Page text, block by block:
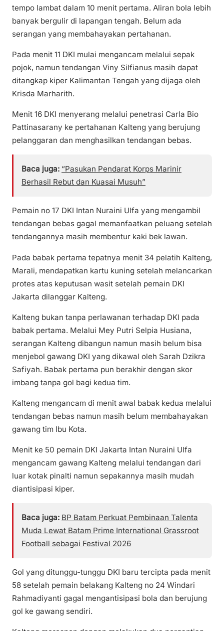
tempo lambat dalam 10 menit pertama. Aliran bola lebih
banyak bergulir di lapangan tengah. Belum ada
serangan yang membahayakan pertahanan.
Pada menit 11 DKI mulai mengancam melalui sepak
pojok, namun tendangan Viny Silfianus masih dapat
ditangkap kiper Kalimantan Tengah yang dijaga oleh
Krisda Marharith.
Menit 16 DKI menyerang melalui penetrasi Carla Bio
Pattinasarany ke pertahanan Kalteng yang berujung
pelanggaran dan menghasilkan tendangan bebas.
Baca juga: “Pasukan Pendarat Korps Marinir
Berhasil Rebut dan Kuasai Musuh”
Pemain no 17 DKI Intan Nuraini Ulfa yang mengambil
tendangan bebas gagal memanfaatkan peluang setelah
tendangannya masih membentur kaki bek lawan.
Pada babak pertama tepatnya menit 34 pelatih Kalteng,
Marali, mendapatkan kartu kuning setelah melancarkan
protes atas keputusan wasit setelah pemain DKI
Jakarta dilanggar Kalteng.
Kalteng bukan tanpa perlawanan terhadap DKI pada
babak pertama. Melalui Mey Putri Selpia Husiana,
serangan Kalteng dibangun namun masih belum bisa
menjebol gawang DKI yang dikawal oleh Sarah Dzikra
Safiyah. Babak pertama pun berakhir dengan skor
imbang tanpa gol bagi kedua tim.
Kalteng mengancam di menit awal babak kedua melalui
tendangan bebas namun masih belum membahayakan
gawang tim Ibu Kota.
Menit ke 50 pemain DKI Jakarta Intan Nuraini Ulfa
mengancam gawang Kalteng melalui tendangan dari
luar kotak pinalti namun sepakannya masih mudah
diantisipasi kiper.
Baca juga: BP Batam Perkuat Pembinaan Talenta
Muda Lewat Batam Prime International Grassroot
Football sebagai Festival 2026
Gol yang ditunggu-tunggu DKI baru tercipta pada menit
58 setelah pemain belakang Kalteng no 24 Windari
Rahmadiyanti gagal mengantisipasi bola dan berujung
gol ke gawang sendiri.